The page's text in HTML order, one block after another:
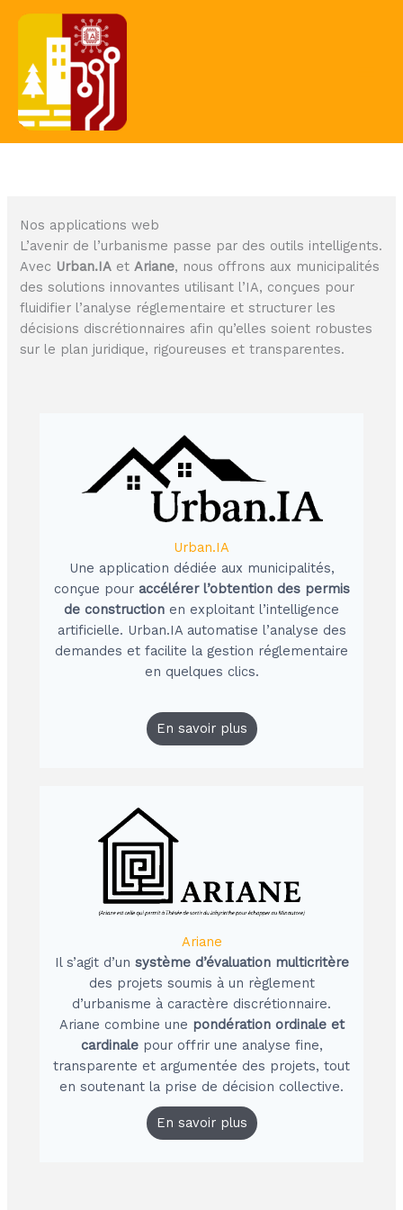
Nos applications web
L’avenir de l’urbanisme passe par des outils intelligents.
Avec Urban.IA etAriane, nous offrons aux municipalités
des solutions innovantes utilisant l’IA, conçues pour
fluidifier l’analyse réglementaire et structurer les
décisions discrétionnaires afin qu’elles soient robustes
sur le plan juridique, rigoureuses et transparentes.
Urban.IA
Une application dédiée aux municipalités,
conçue pour accélérer l’obtention des permis
de construction en exploitant l’intelligence
artificielle. Urban.IA automatise l’analyse des
demandes et facilite la gestion réglementaire
en quelques clics.
En savoir plus
Ariane
Il s’agit d’un système d’évaluation multicritère
des projets soumis à un règlement
d’urbanisme à caractère discrétionnaire.
Ariane combine une pondération ordinale et
cardinalepour offrir une analyse fine,
transparente et argumentée des projets, tout
en soutenant la prise de décision collective.
En savoir plus